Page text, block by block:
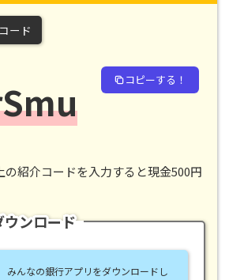
ード
コピーする！
の紹介コードを入力すると現金500円
ウンロード
みんなの銀行アプリをダウンロードし